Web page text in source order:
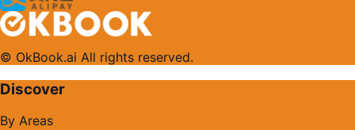
© OkBook.ai All rights reserved.
Discover
By Areas